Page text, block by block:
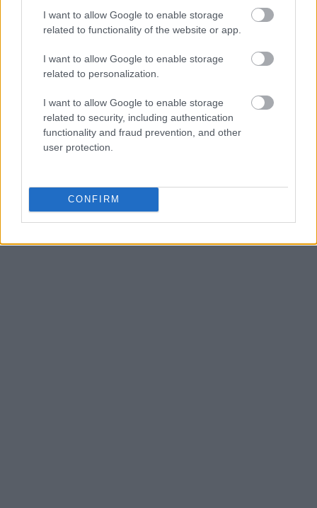
I want to allow Google to enable storage
related to functionality of the website or app.
I want to allow Google to enable storage
related to personalization.
I want to allow Google to enable storage
related to security, including authentication
functionality and fraud prevention, and other
user protection.
CONFIRM